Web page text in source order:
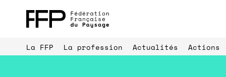
La FFP La profession Actualités Actions